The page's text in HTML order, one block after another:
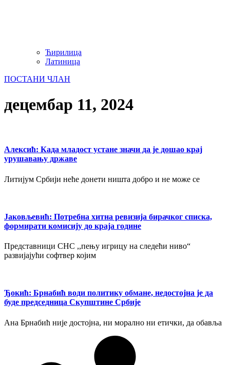
Ћирилица
Латиница
ПОСТАНИ ЧЛАН
децембар 11, 2024
Алексић: Када младост устане значи да је дошао крај
урушавању државе
Литијум Србији неће донети ништа добро и не може се
Јаковљевић: Потребна хитна ревизија бирачког списка,
формирати комисију до краја године
Представници СНС ,,пењу игрицу на следећи ниво“
развијајући софтвер којим
Ђокић: Брнабић води политику обмане, недостојна је да
буде председница Скупштине Србије
Ана Брнабић није достојна, ни морално ни етички, да обавља